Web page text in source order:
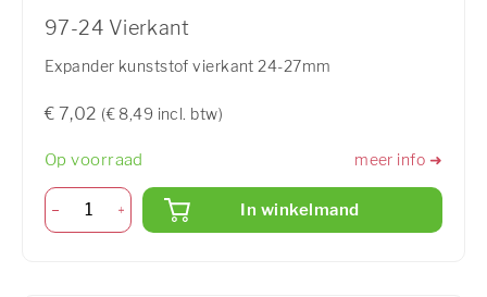
97-24 Vierkant
Expander kunststof vierkant 24-27mm
€ 7,02 (€ 8,49 incl. btw)
Op voorraad meer info ➜
In winkelmand